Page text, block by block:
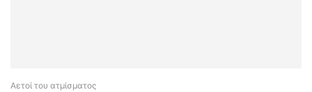
Αετοί του ατμίσματος